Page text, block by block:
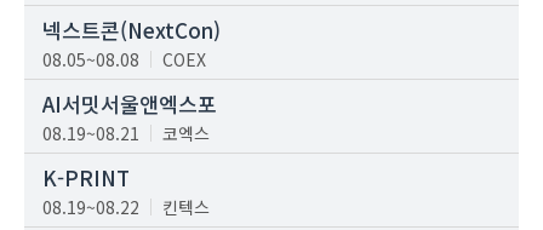
넥스트콘(NextCon)
08.05~08.08 COEX
AI서밋서울앤엑스포
08.19~08.21 코엑스
K-PRINT
08.19~08.22 킨텍스